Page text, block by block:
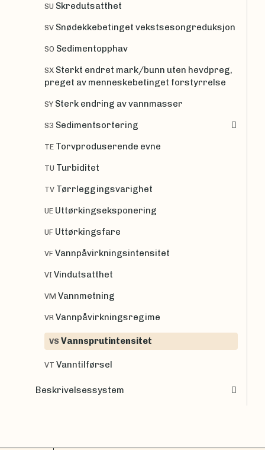
SU Skredutsatthet
SV Snødekkebetinget vekstsesongreduksjon
SO Sedimentopphav
SX Sterkt endret mark/bunn uten hevdpreg,
preget av menneskebetinget forstyrrelse
SY Sterk endring av vannmasser
S3 Sedimentsortering
TE Torvproduserende evne
TU Turbiditet
TV Tørrleggingsvarighet
UE Uttørkingseksponering
UF Uttørkingsfare
VF Vannpåvirkningsintensitet
VI Vindutsatthet
VM Vannmetning
VR Vannpåvirkningsregime
VS Vannsprutintensitet
VT Vanntilførsel
Beskrivelsessystem